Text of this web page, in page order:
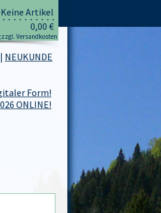
Keine Artikel
0,00 €
Versandkosten
| NEUKUNDE
Form!
ONLINE!